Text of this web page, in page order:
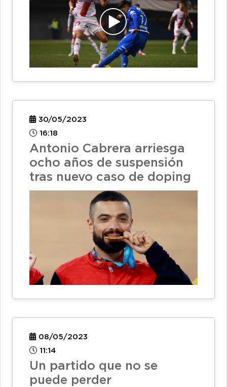
30/05/2023
16:18
Antonio Cabrera arriesga
ocho años de suspensión
tras nuevo caso de doping
08/05/2023
11:14
Un partido que no se
puede perder